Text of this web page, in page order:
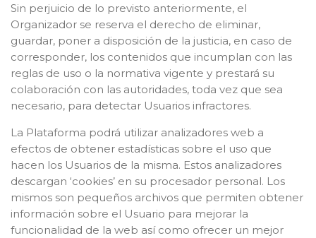
Sin perjuicio de lo previsto anteriormente, el
Organizador se reserva el derecho de eliminar,
guardar, poner a disposición de la justicia, en caso de
corresponder, los contenidos que incumplan con las
reglas de uso o la normativa vigente y prestará su
colaboración con las autoridades, toda vez que sea
necesario, para detectar Usuarios infractores.
La Plataforma podrá utilizar analizadores web a
efectos de obtener estadísticas sobre el uso que
hacen los Usuarios de la misma. Estos analizadores
descargan ‘cookies’ en su procesador personal. Los
mismos son pequeños archivos que permiten obtener
información sobre el Usuario para mejorar la
funcionalidad de la web así como ofrecer un mejor